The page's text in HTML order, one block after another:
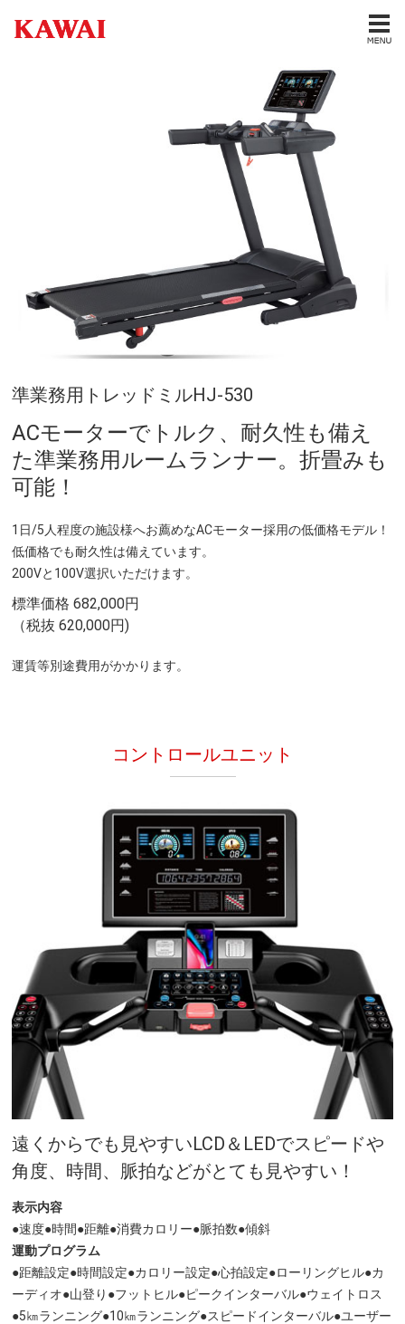
準業務用トレッドミルHJ-530
ACモーターでトルク、耐久性も備え
た準業務用ルームランナー。折畳みも
可能！
1日/5人程度の施設様へお薦めなACモーター採用の低価格モデル！
低価格でも耐久性は備えています。
200Vと100V選択いただけます。
標準価格 682,000円
（税抜 620,000円)
運賃等別途費用がかかります。
コントロールユニット
遠くからでも見やすいLCD＆LEDでスピードや
角度、時間、脈拍などがとても見やすい！
表示内容
●速度●時間●距離●消費カロリー●脈拍数●傾斜
運動プログラム
●距離設定●時間設定●カロリー設定●心拍設定●ローリングヒル●カ
ーディオ●山登り●フットヒル●ピークインターバル●ウェイトロス
●5㎞ランニング●10㎞ランニング●スピードインターバル●ユーザー